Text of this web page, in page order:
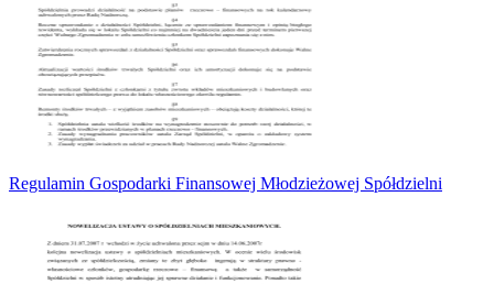
Regulamin Gospodarki Finansowej Młodzieżowej Spółdzielni